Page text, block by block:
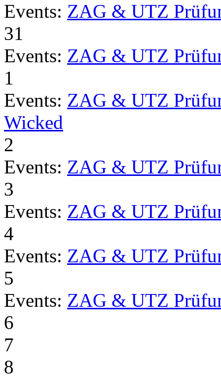
Events: ZAG & UTZ
31
Events: ZAG & UTZ
1
Events: ZAG & UTZ
Wicked
2
Events: ZAG & UTZ
3
Events: ZAG & UTZ
4
Events: ZAG & UTZ
5
Events: ZAG & UTZ
6
7
8